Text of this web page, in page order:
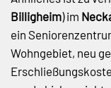
Billigheim) im
ein
Wohngebiet, neu